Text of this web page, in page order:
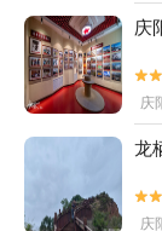
庆
庆
龙
庆